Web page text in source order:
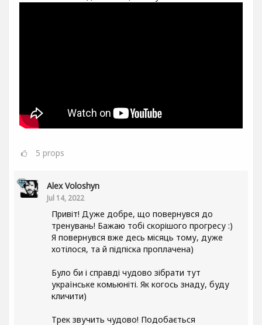
5 props
Alex Voloshyn
Jul 14, 2022
Привіт! Дуже добре, що повернувся до
тренувань! Бажаю тобі скорішого прогресу :)
Я повернувся вже десь місяць тому, дуже
хотілося, та й підпіска проплачена)
Було би і справді чудово зібрати тут
українське комьюніті. Як когось знаду, буду
кличити)
Трек звучить чудово! Подобається